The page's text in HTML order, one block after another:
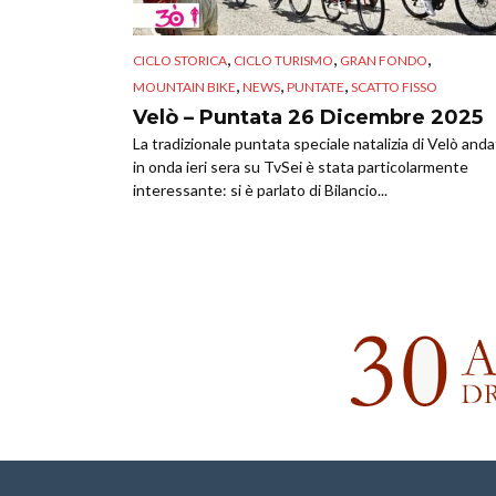
CICLO STORICA, CICLO TURISMO, GRAN FONDO,
MOUNTAIN BIKE, NEWS, PUNTATE, SCATTO FISSO
Velò – Puntata 26 Dicembre 2025
La tradizionale puntata speciale natalizia di Velò
in onda ieri sera su TvSei è stata particolarmente
interessante: si è parlato di Bilancio...